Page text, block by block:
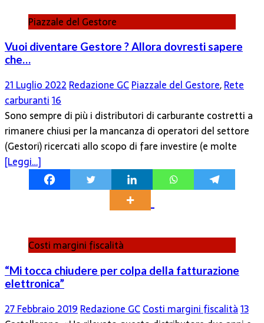
Piazzale del Gestore
Vuoi diventare Gestore ? Allora dovresti sapere
che…
21 Luglio 2022 Redazione GCPiazzale del Gestore,Rete
carburanti16
Sono sempre di più i distributori di carburante costretti a
rimanere chiusi per la mancanza di operatori del settore
(Gestori) ricercati allo scopo di fare investire (e molte
[Leggi…]
Costi margini fiscalità
“Mi tocca chiudere per colpa della fatturazione
elettronica”
27 Febbraio 2019 Redazione GCCosti margini fiscalità13